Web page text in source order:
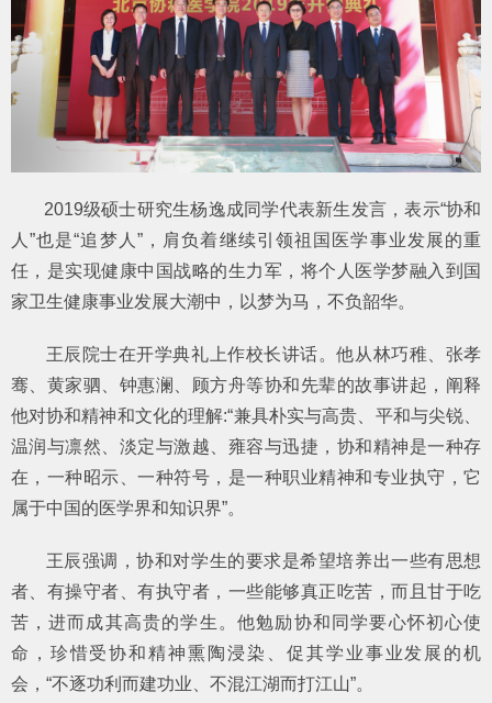
2019级硕士研究生杨逸成同学代表新生发言，表示“协和
人”也是“追梦人”，肩负着继续引领祖国医学事业发展的重
任，是实现健康中国战略的生力军，将个人医学梦融入到国
家卫生健康事业发展大潮中，以梦为马，不负韶华。
王辰院士在开学典礼上作校长讲话。他从林巧稚、张孝
骞、黄家驷、钟惠澜、顾方舟等协和先辈的故事讲起，阐释
他对协和精神和文化的理解:“兼具朴实与高贵、平和与尖锐、
温润与凛然、淡定与激越、雍容与迅捷，协和精神是一种存
在，一种昭示、一种符号，是一种职业精神和专业执守，它
属于中国的医学界和知识界”。
王辰强调，协和对学生的要求是希望培养出一些有思想
者、有操守者、有执守者，一些能够真正吃苦，而且甘于吃
苦，进而成其高贵的学生。他勉励协和同学要心怀初心使
命，珍惜受协和精神熏陶浸染、促其学业事业发展的机
会，“不逐功利而建功业、不混江湖而打江山”。